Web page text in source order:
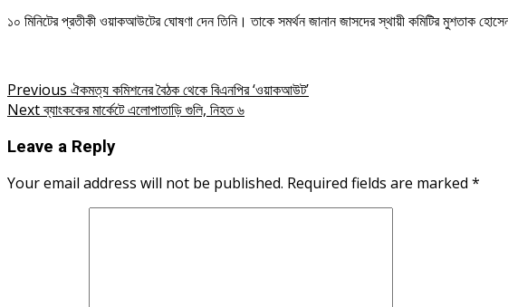
১০ মিনিটের প্রতীকী ওয়াকআউটের ঘোষণা দেন তিনি। তাকে সমর্থন জানান জাসদের স্থায়ী কমিটির মুশতাক
Post
navigation
Previous ঐকমত্য কমিশনের বৈঠক থেকে বিএনপির ‘ওয়াকআউট’
Nextব্যাংককের মার্কেটে এলোপাতাড়ি গুলি, নিহত ৬
Leave a Reply
Your email address will not be published. Required fields are marked *